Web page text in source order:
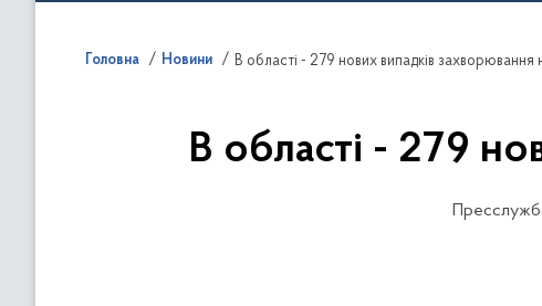
Головна Новини В області - 279 нових випадків захворювання
В області - 279